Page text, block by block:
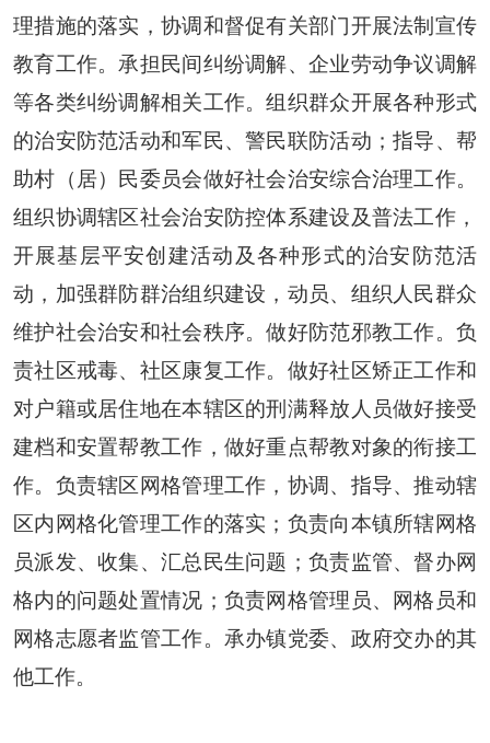
理措施的落实，协调和督促有关部门开展法制宣传
教育工作。承担民间纠纷调解、企业劳动争议调解
等各类纠纷调解相关工作。组织群众开展各种形式
的治安防范活动和军民、警民联防活动；指导、帮
助村（居）民委员会做好社会治安综合治理工作。
组织协调辖区社会治安防控体系建设及普法工作，
开展基层平安创建活动及各种形式的治安防范活
动，加强群防群治组织建设，动员、组织人民群众
维护社会治安和社会秩序。做好防范邪教工作。负
责社区戒毒、社区康复工作。做好社区矫正工作和
对户籍或居住地在本辖区的刑满释放人员做好接受
建档和安置帮教工作，做好重点帮教对象的衔接工
作。负责辖区网格管理工作，协调、指导、推动辖
区内网格化管理工作的落实；负责向本镇所辖网格
员派发、收集、汇总民生问题；负责监管、督办网
格内的问题处置情况；负责网格管理员、
网格员和
网格志愿者监管工作。承办镇党委、政府交办的其
他工作。